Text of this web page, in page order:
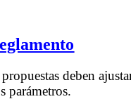
deben
parámetros.